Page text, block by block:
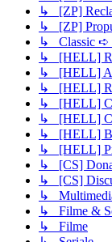
↳ [ZP]
↳ [ZP]
↳ Classic ➪
↳ [HELL]
↳ [HELL]
↳ [HELL]
↳ [HELL]
↳ [HELL]
↳ [HELL]
↳ [HELL]
↳ [CS]
↳ [CS]
↳
↳ Filme &
↳ Filme